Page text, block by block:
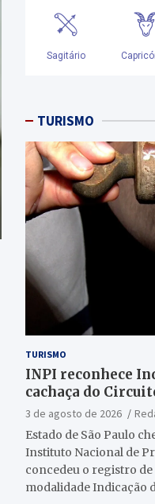
TURISMO
TURISMO
INPI reconhece
cachaça do
3 de agosto de 2026
Estado de São Paulo
Instituto Nacional de
concedeu o registro
modalidade Indicação